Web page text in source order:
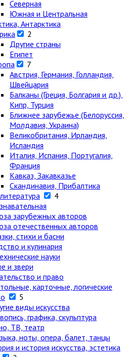
Северная
Южная и Центральная
Антарктика
2
Другие страны
Египет
7
Австрия, Германия, Голландия,
Швейцария
Балканы (Греция, Болгария и др.),
Кипр, Турция
Ближнее зарубежье (Белоруссия,
Молдавия, Украина)
Великобритания, Ирландия,
Исландия
Италия, Испания, Португалия,
Франция
Кавказ, Закавказье
Скандинавия, Прибалтика
4
зарубежных авторов
отечественных авторов
стихи и басни
и кулинария
науки
и звери
и право
карточные, логические
5
виды искусства
графика, скульптура
ТВ, театр
ноты, опера, балет, танцы
и история искусства, эстетика